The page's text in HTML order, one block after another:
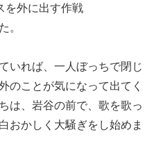
を外に出す作戦
。
いれば、一人ぼっちで閉じ
のことが気になって出てく
は、岩谷の前で、歌を歌っ
おかしく大騒ぎをし始めま